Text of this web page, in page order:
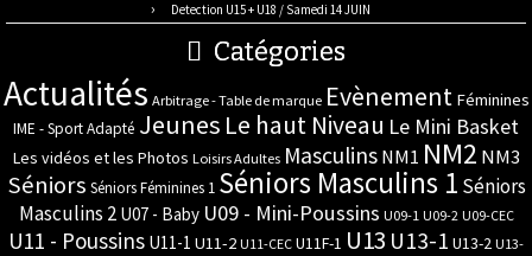
Detection U15 + U18 / Samedi 14 JUIN
Catégories
Actualités Arbitrage - Table de marque Evènement Féminines
IME - Sport Adapté Jeunes Le haut Niveau Le Mini Basket
Les vidéos et les Photos Loisirs Adultes Masculins NM1 NM2 NM3
Séniors Séniors Féminines 1 Séniors Masculins 1 Séniors
Masculins 2 U07 - Baby U09 - Mini-Poussins U09-1 U09-2 U09-CEC
U11 - Poussins U11-1 U11-2 U11-CEC U11F-1 U13 U13-1 U13-2 U13-